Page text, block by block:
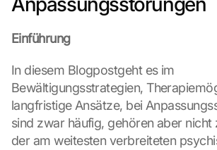
Einführung
In diesem Blogpostgeht es im
Bewältigungsstrategien,
langfristige Ansätze, bei
sind zwar häufig, gehören aber nicht
der am weitesten verbreiteten
m
n
i
e
e
m
L